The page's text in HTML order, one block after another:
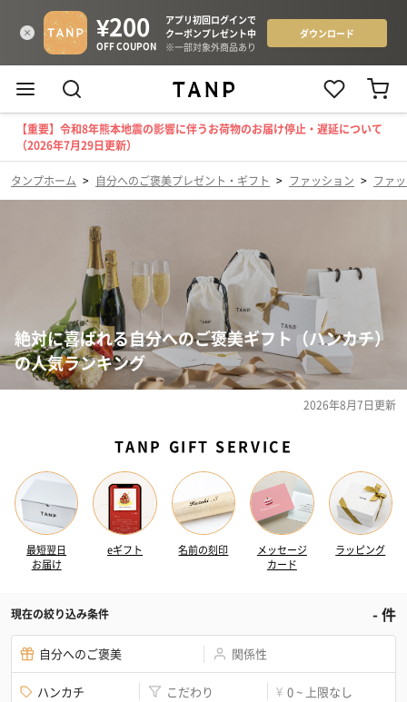
【重要】令和8年熊本地震の影響に伴うお荷物のお届け停止・遅延について
（2026年7月29日更新）
タンプホーム > 自分へのご褒美プレゼント・ギフト > ファッション > ファ
絶対に喜ばれる自分へのご褒美ギフト（ハンカチ）
の人気ランキング
2026年8月7日更新
TANP GIFT SERVICE
最短翌日
お届け
eギフト 名前の刻印
メッセージ
カード
ラッピング
現在の絞り込み条件 -件
自分へのご褒美 関係性
ハンカチ こだわり ¥ 0 ~ 上限なし